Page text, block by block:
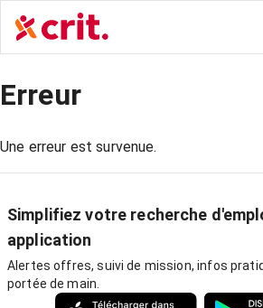
Erreur
Une erreur est survenue.
Simplifiez votre recherche
application
Alertes offres, suivi de mission, infos
portée de main.